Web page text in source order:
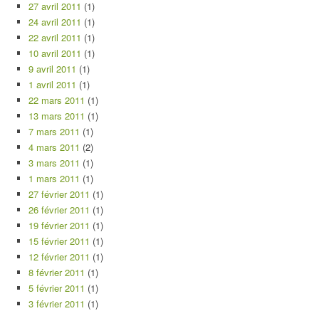
27 avril 2011 (1)
24 avril 2011 (1)
22 avril 2011 (1)
10 avril 2011 (1)
9 avril 2011 (1)
1 avril 2011 (1)
22 mars 2011 (1)
13 mars 2011 (1)
7 mars 2011 (1)
4 mars 2011 (2)
3 mars 2011 (1)
1 mars 2011 (1)
27 février 2011 (1)
26 février 2011 (1)
19 février 2011 (1)
15 février 2011 (1)
12 février 2011 (1)
8 février 2011 (1)
5 février 2011 (1)
3 février 2011 (1)